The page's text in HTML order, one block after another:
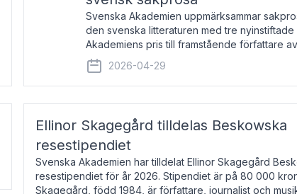
Svenska Akademien uppmärksammar
den svenska litteraturen med tre nyinstiftade
Akademiens pris till framstående författare
sakprosa som i år går till Magnus Västerbro,
Akademiens pris
2026-04-29
Ellinor Skagegård tilldelas Beskowska
resestipendiet
Svenska Akademien har tilldelat Ellinor Skagegård
resestipendiet för år 2026. Stipendiet är på 80 000
Skagegård, född 1984, är författare, journalist och